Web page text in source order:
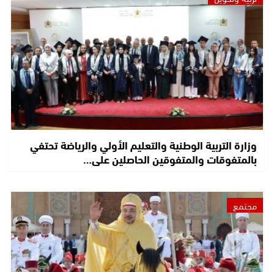
وزارة التربية الوطنية والتعليم الأولي والرياضة تحتفي
بالمتفوقات والمتفوقين الحاصلين على…
مجتمع